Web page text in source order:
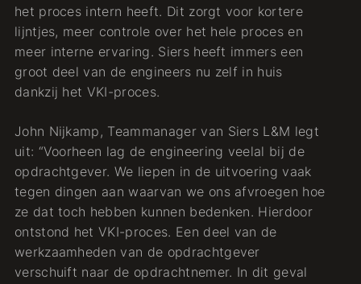
het proces intern heeft. Dit zorgt voor kortere
lijntjes, meer controle over het hele proces en
meer interne ervaring. Siers heeft immers een
groot deel van de engineers nu zelf in huis
dankzij het VKI-proces.
John Nijkamp, Teammanager van Siers L&M legt
uit: “Voorheen lag de engineering veelal bij de
opdrachtgever. We liepen in de uitvoering vaak
tegen dingen aan waarvan we ons afvroegen hoe
ze dat toch hebben kunnen bedenken. Hierdoor
ontstond het VKI-proces. Een deel van de
werkzaamheden van de opdrachtgever
verschuift naar de opdrachtnemer. In dit geval